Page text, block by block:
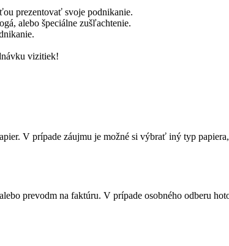
prezentovať svoje podnikanie.
alebo špeciálne zušľachtenie.
vizitiek!
V prípade záujmu je možné si výbrať iný typ
prevodm na faktúru. V prípade osobného odberu